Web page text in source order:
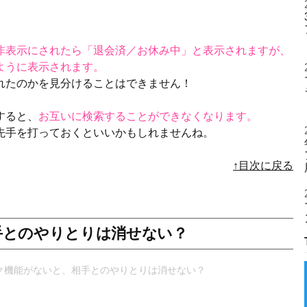
示にされたら「退会済／お休み中」と表示されますが、
に表示されます。
のかを見分けることはできません！
と、 お互いに検索することができなくなります。
を打っておくといいかもしれませんね。
↑目次に戻る
のやりとりは消せない？